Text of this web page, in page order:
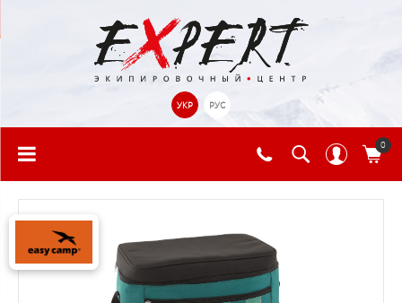
УКР РУС
0